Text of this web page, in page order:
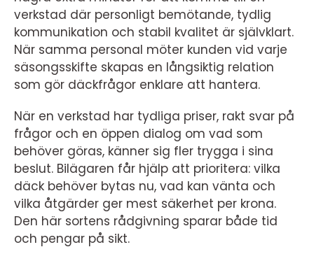
verkstad där personligt bemötande, tydlig
kommunikation och stabil kvalitet är självklart.
När samma personal möter kunden vid varje
säsongsskifte skapas en långsiktig relation
som gör däckfrågor enklare att hantera.
När en verkstad har tydliga priser, rakt svar på
frågor och en öppen dialog om vad som
behöver göras, känner sig fler trygga i sina
beslut. Bilägaren får hjälp att prioritera: vilka
däck behöver bytas nu, vad kan vänta och
vilka åtgärder ger mest säkerhet per krona.
Den här sortens rådgivning sparar både tid
och pengar på sikt.